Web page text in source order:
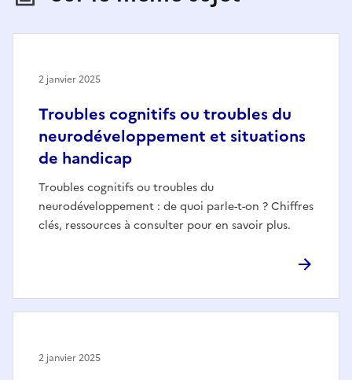
Troubles cognitifs ou troubles du
neurodéveloppement et situations
de handicap
Troubles cognitifs ou troubles du
neurodéveloppement : de quoi parle-t-on ? Chiffres
clés, ressources à consulter pour en savoir plus.
2 janvier 2025
2 janvier 2025